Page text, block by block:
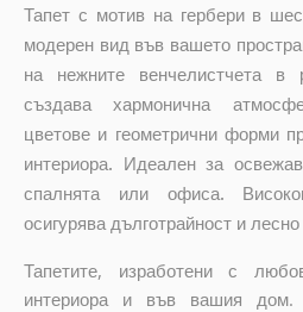
Тапет с мотив на гербери в
модерен вид във вашето
на нежните венчелистчета
създава хармонична
цветове и геометрични форми
интериора. Идеален за
спалнята или офиса.
осигурява дълготрайност и
Тапетите, изработени с
интериора и във вашия дом.